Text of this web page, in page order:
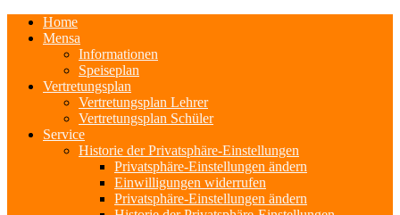
Home
Mensa
Informationen
Speiseplan
Vertretungsplan
Vertretungsplan Lehrer
Vertretungsplan Schüler
Service
Historie der Privatsphäre-Einstellungen
Privatsphäre-Einstellungen ändern
Einwilligungen widerrufen
Privatsphäre-Einstellungen ändern